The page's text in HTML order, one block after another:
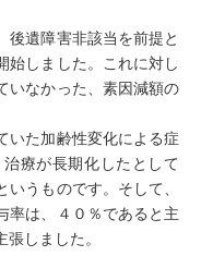
後遺障害非該当を前提と
始しました。これに対し
いなかった、素因減額の
いた加齢性変化による症
療が長期化したとして
うものです。そして、
率は、４０％であると主
しました。